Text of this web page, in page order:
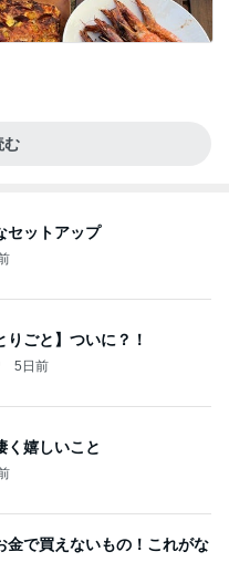
む
セットアップ
りごと】ついに？！
5日前
く嬉しいこと
金で買えないもの！これがな